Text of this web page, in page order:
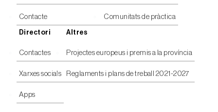
Contacte Comunitats de pràctica
Directori
Contactes
Xarxes socials
Apps
Altres
Projectes europeus i premis a la província
Reglaments i plans de treball 2021-2027